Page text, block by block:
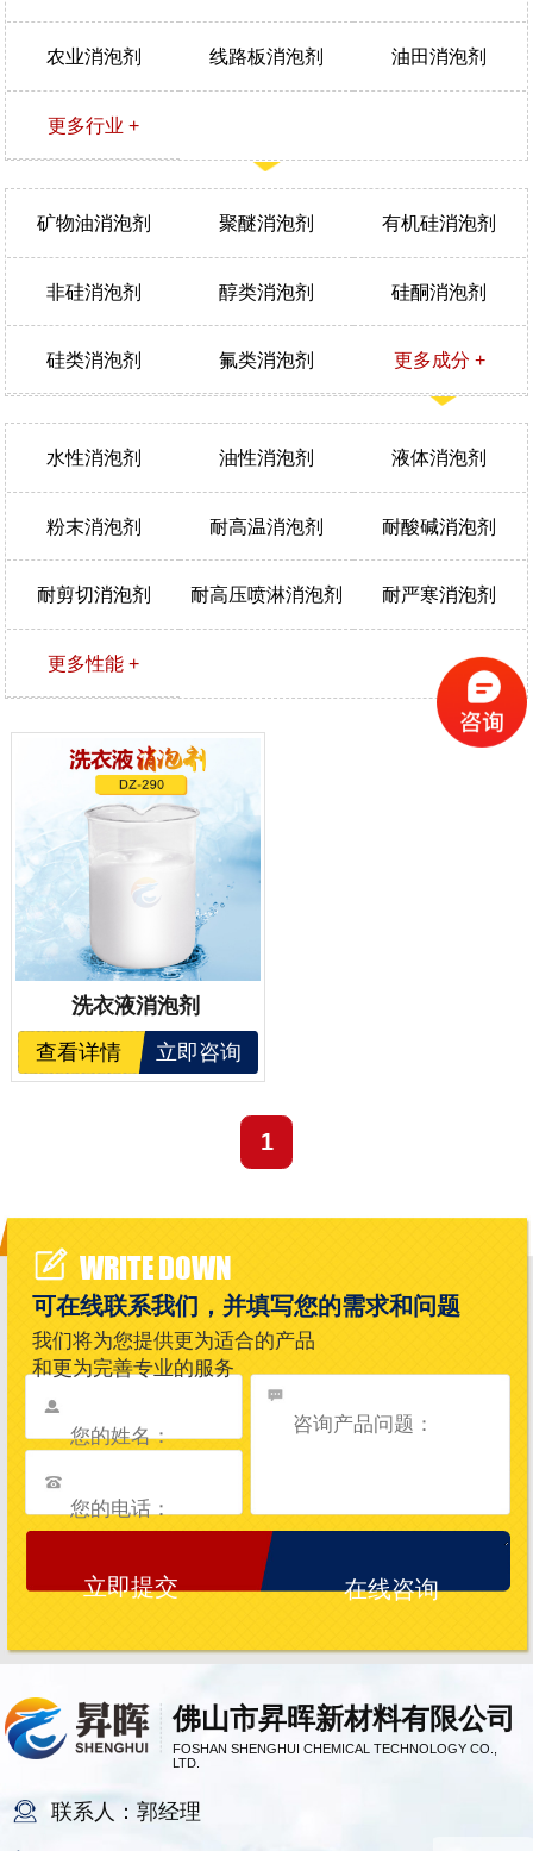
农业消泡剂 线路板消泡剂 油田消泡剂
更多行业 +
矿物油消泡剂 聚醚消泡剂 有机硅消泡剂
非硅消泡剂 醇类消泡剂 硅酮消泡剂
硅类消泡剂 氟类消泡剂 更多成分 +
水性消泡剂 油性消泡剂 液体消泡剂
粉末消泡剂 耐高温消泡剂 耐酸碱消泡剂
耐剪切消泡剂 耐高压喷淋消泡剂 耐严寒消泡剂
更多性能 +
洗衣液消泡剂
查看详情
立即咨询
1
佛山市昇晖新材料有限公司
FOSHAN SHENGHUI CHEMICAL TECHNOLOGY CO.,
LTD.
联系人：郭经理
WRITE DOWN
可在线联系我们，并填写您的需求和问题
我们将为您提供更为适合的产品
和更为完善专业的服务
在线咨询